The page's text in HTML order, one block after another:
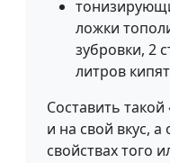
ложки
зубровки, 2
литров
Составить
и на свой вкус,
свойствах того